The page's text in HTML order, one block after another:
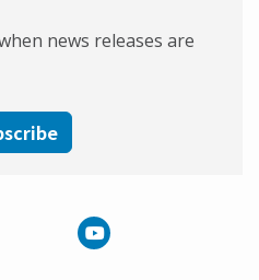
news releases are